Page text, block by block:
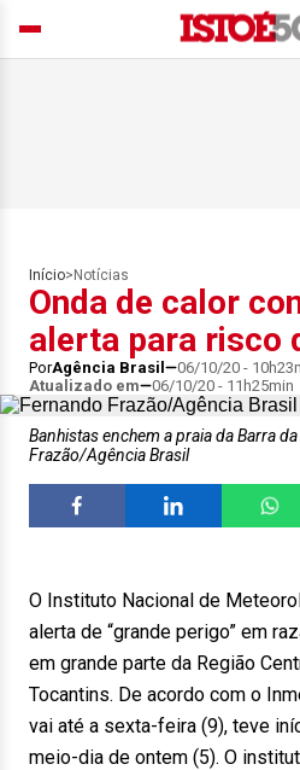
Início> Notícias
Onda de calor
alerta para risco
PorAgência Brasil 06/10/20 -
Atualizado em
06/10/20 - 11h25min
Banhistas enchem a praia da Barra
Frazão/Agência Brasil
O Instituto Nacional de
alerta de “grande perigo” em
em grande parte da Região
Tocantins. De acordo com o
vai até a sexta-feira (9), teve
meio-dia de ontem (5). O